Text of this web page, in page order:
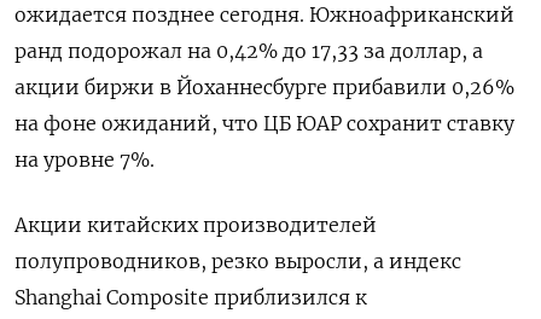
ожидается позднее сегодня. Южноафриканский
ранд подорожал на 0,42% до 17,33 за доллар, а
акции биржи в Йоханнесбурге прибавили 0,26%
на фоне ожиданий, что ЦБ ЮАР сохранит ставку
на уровне 7%.
Акции китайских производителей
полупроводников, резко выросли, а индекс
Shanghai Composite приблизился к